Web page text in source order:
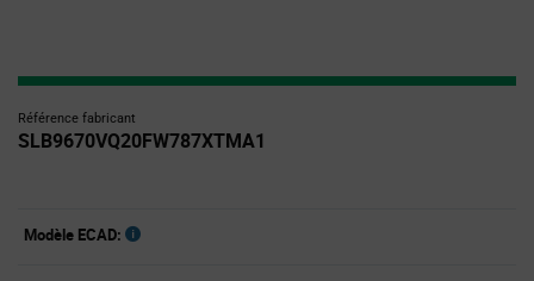
Référence fabricant
SLB9670VQ20FW787XTMA1
Modèle ECAD: